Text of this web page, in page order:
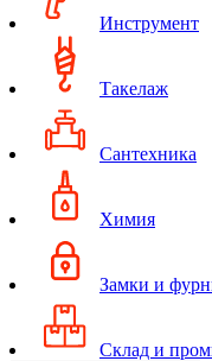
Инструмент
Такелаж
Сантехника
Химия
Замки и
Склад и